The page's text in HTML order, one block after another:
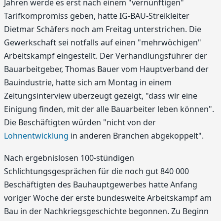
Jahren werde es erst nach einem "vernünftigen"
Tarifkompromiss geben, hatte IG-BAU-Streikleiter
Dietmar Schäfers noch am Freitag unterstrichen. Die
Gewerkschaft sei notfalls auf einen "mehrwöchigen"
Arbeitskampf eingestellt. Der Verhandlungsführer der
Bauarbeitgeber, Thomas Bauer vom Hauptverband der
Bauindustrie, hatte sich am Montag in einem
Zeitungsinterview überzeugt gezeigt, "dass wir eine
Einigung finden, mit der alle Bauarbeiter leben können".
Die Beschäftigten würden "nicht von der
Lohnentwicklung in anderen Branchen abgekoppelt".
Nach ergebnislosen 100-stündigen
Schlichtungsgesprächen für die noch gut 840 000
Beschäftigten des Bauhauptgewerbes hatte Anfang
voriger Woche der erste bundesweite Arbeitskampf am
Bau in der Nachkriegsgeschichte begonnen. Zu Beginn